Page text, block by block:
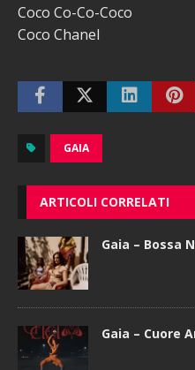
Coco Co-Co-Coco
Coco Chanel
GAIA
ARTICOLI CORRELATI
Gaia – Bossa
Gaia – Cuore